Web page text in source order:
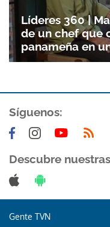
Líderes 360 |
de un chef que
panameña en
Síguenos:
Descubre
Gente TVN